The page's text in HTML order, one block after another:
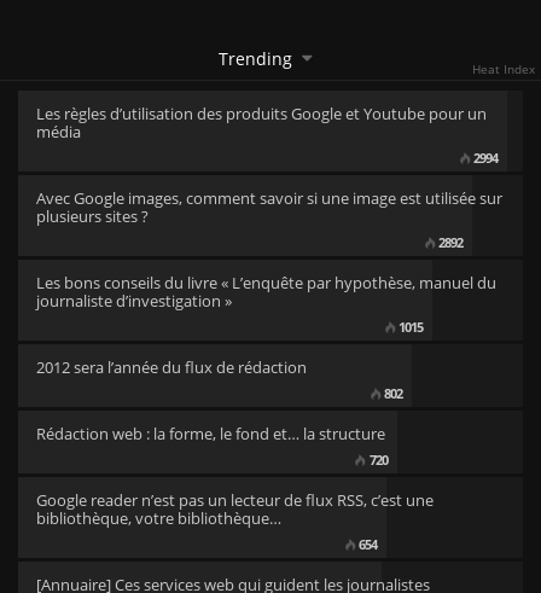
Trending Heat Index
Les règles d’utilisation des produits Google et Youtube pour un
média
2994
Avec Google images, comment savoir si une image est utilisée sur
plusieurs sites ?
2892
Les bons conseils du livre « L’enquête par hypothèse, manuel du
journaliste d’investigation »
1015
2012 sera l’année du flux de rédaction
802
Rédaction web : la forme, le fond et… la structure
720
Google reader n’est pas un lecteur de flux RSS, c’est une
bibliothèque, votre bibliothèque…
654
[Annuaire] Ces services web qui guident les journalistes